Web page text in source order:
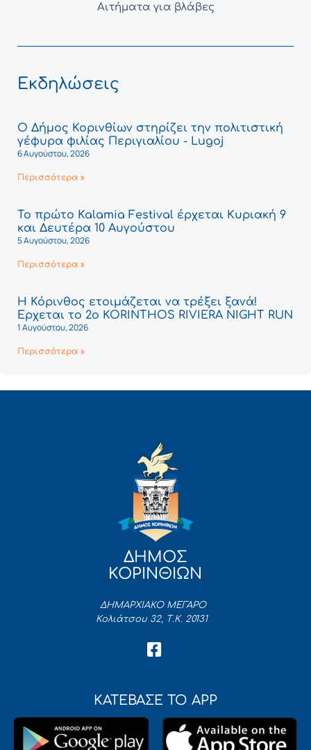
Αιτήματα για βλάβες
Εκδηλώσεις
Ο Δήμος Κορινθίων στηρίζει την πολιτιστική
γέφυρα φιλίας Περιγιαλίου - Lugoj
6 Αυγούστου, 2026
Περισσότερα »
Το πρώτο Kalamia Festival έρχεται Κυριακή 9
και Δευτέρα 10 Αυγούστου
5 Αυγούστου, 2026
Περισσότερα »
Η Κόρινθος ετοιμάζεται να τρέξει ξανά!
Έρχεται το 2ο KORINTHOS RIVIERA NIGHT RUN
1 Αυγούστου, 2026
Περισσότερα »
ΔΗΜΟΣ
ΚΟΡΙΝΘΙΩΝ
ΔΗΜΑΡΧΙΑΚΟ ΜΕΓΑΡΟ
Κολιάτσου 32, Τ.Κ. 20131
ΚΑΤΕΒΑΣΕ ΤΟ APP